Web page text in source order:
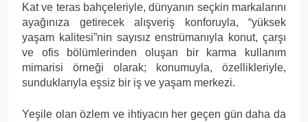
Kat ve teras bahçeleriyle, dünyanın seçkin markalarını
ayağınıza getirecek alışveriş konforuyla, “yüksek
yaşam kalitesi”nin sayısız enstrümanıyla konut, çarşı
ve ofis bölümlerinden oluşan bir karma kullanım
mimarisi örneği olarak; konumuyla, özellikleriyle,
sunduklarıyla eşsiz bir iş ve yaşam merkezi.
Yeşile olan özlem ve ihtiyacın her geçen gün daha da